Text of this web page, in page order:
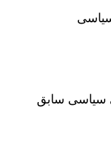
سیاسی سابق